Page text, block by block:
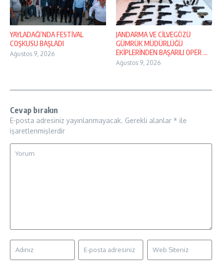
YAYLADAĞI’NDA FESTİVAL
COŞKUSU BAŞLADI
Ağustos 9, 2026
JANDARMA VE CİLVEGÖZÜ
GÜMRÜK MÜDÜRLÜĞÜ
EKİPLERİNDEN BAŞARILI OPER ...
Ağustos 9, 2026
Cevap bırakın
E-posta adresiniz yayınlanmayacak. Gerekli alanlar * ile
işaretlenmişlerdir